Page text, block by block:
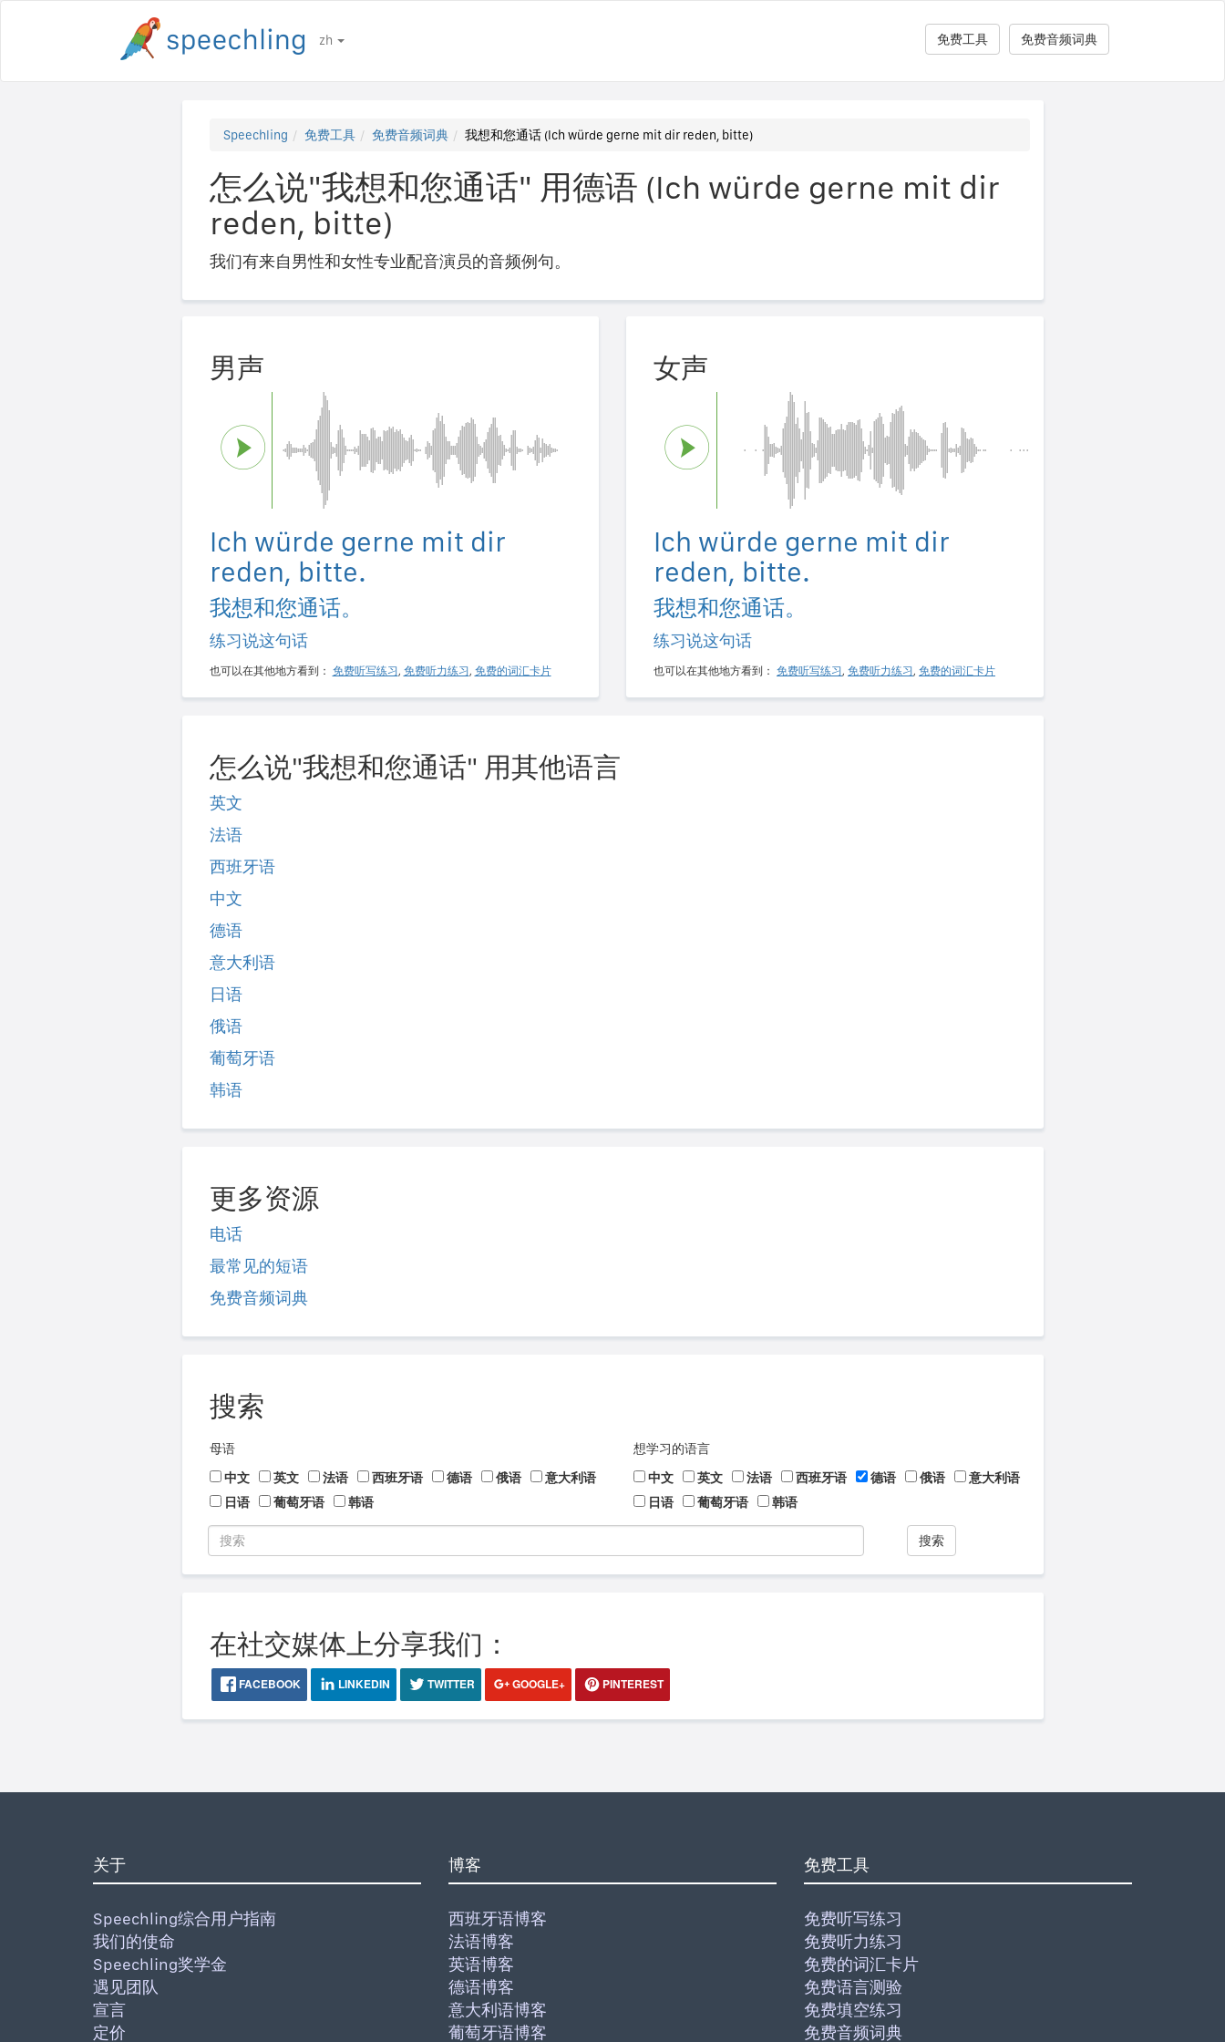
zh 免费音频词典
免费工具
Speechling 免费工具 免费音频词典 我想和您通话 (Ich würde gerne mit dir reden, bitte)
怎么说"我想和您通话" 用德语 (Ich würde gerne mit dir
reden, bitte)
我们有来自男性和女性专业配音演员的音频例句。
男声
Ich würde gerne mit dir
reden, bitte.
我想和您通话。
练习说这句话
也可以在其他地方看到： 免费听写练习, 免费听力练习, 免费的词汇卡片
女声
Ich würde gerne mit dir
reden, bitte.
我想和您通话。
练习说这句话
也可以在其他地方看到： 免费听写练习, 免费听力练习, 免费的词汇卡片
怎么说"我想和您通话" 用其他语言
英文
法语
西班牙语
中文
德语
意大利语
日语
俄语
葡萄牙语
韩语
更多资源
电话
最常见的短语
免费音频词典
搜索
母语
中文
英文 法语 西班牙语 德语 俄语
意大利语
日语
葡萄牙语 韩语
想学习的语言
中文
英文 法语 西班牙语 德语 俄语
意大利语
日语
葡萄牙语 韩语
搜索
在社交媒体上分享我们：
FACEBOOK LINKEDIN TWITTER GOOGLE+ PINTEREST
关于
Speechling综合用户指南
我们的使命
Speechling奖学金
遇见团队
宣言
定价
博客
西班牙语博客
法语博客
英语博客
德语博客
意大利语博客
葡萄牙语博客
免费工具
免费听写练习
免费听力练习
免费的词汇卡片
免费语言测验
免费填空练习
免费音频词典